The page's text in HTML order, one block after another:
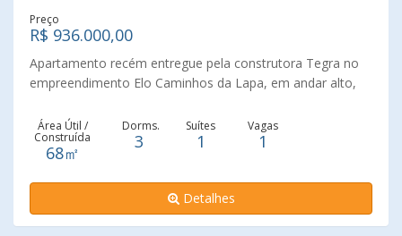
Preço
R$ 936.000,00
Apartamento recém entregue pela construtora Tegra no
empreendimento Elo Caminhos da Lapa, em andar alto,
jardim de São Paulo, em ótima localização na Lapa. Com
3 dormitórios (1 suíte), 2 banheiros, ampla sacada e uma
vaga. Imperdível. Agende já a sua visita!!!
Área Útil /
Construída
68㎡
Dorms.
3
Suítes
1
Vagas
1
Detalhes